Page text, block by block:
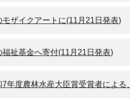
ザイクアートに(11月21日発表)
祉基金へ寄付(11月21日発表)
7年度農林水産大臣賞受賞者による